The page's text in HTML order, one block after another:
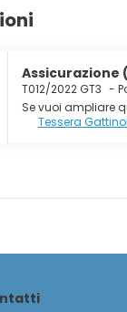
Assicurazione
T012/2022 GT3 -
Se vuoi ampliare
Tessera